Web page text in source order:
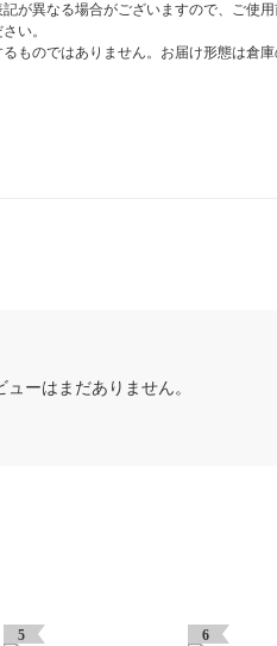
が異なる場合がございますので、ご使
い。
ものではありません。お届け形態は倉
ーはまだありません。
5 6